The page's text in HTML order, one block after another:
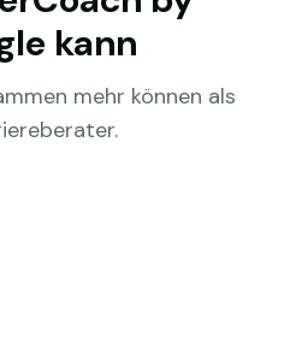
kann
mehr können als